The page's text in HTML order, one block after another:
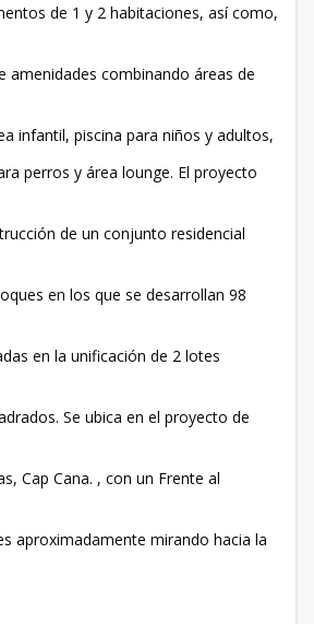
de 1 y 2 habitaciones, así como,
amenidades combinando áreas de
infantil, piscina para niños y adultos,
perros y área lounge. El proyecto
de un conjunto residencial
en los que se desarrollan 98
en la unificación de 2 lotes
Se ubica en el proyecto de
Cap Cana. , con un Frente al
aproximadamente mirando hacia la